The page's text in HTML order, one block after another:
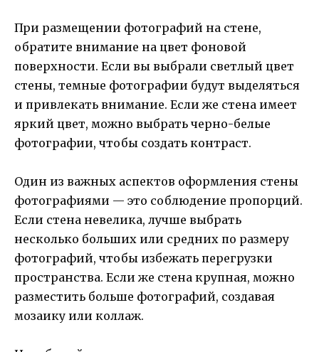
При размещении фотографий на стене,
обратите внимание на цвет фоновой
поверхности. Если вы выбрали светлый цвет
стены, темные фотографии будут выделяться
и привлекать внимание. Если же стена имеет
яркий цвет, можно выбрать черно-белые
фотографии, чтобы создать контраст.
Один из важных аспектов оформления стены
фотографиями — это соблюдение пропорций.
Если стена невелика, лучше выбрать
несколько больших или средних по размеру
фотографий, чтобы избежать перегрузки
пространства. Если же стена крупная, можно
разместить больше фотографий, создавая
мозаику или коллаж.